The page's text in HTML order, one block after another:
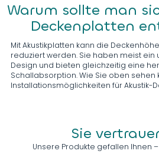
Warum sollte man
Deckenplatten
Mit Akustikplatten kann die
reduziert werden. Sie haben meist
Design und bieten gleichzeitig eine
Schallabsorption. Wie Sie oben sehen
Installationsmöglichkeiten für Akustik-
Sie
Unsere Produkte gefallen Ihnen